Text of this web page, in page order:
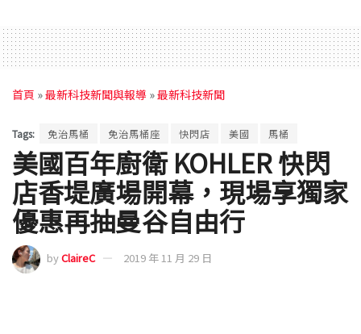
首頁 »最新科技新聞與報導 »最新科技新聞
Tags: 免治馬桶 免治馬桶座 快閃店 美國 馬桶
美國百年廚衛 KOHLER 快閃
店香堤廣場開幕，現場享獨家
優惠再抽曼谷自由行
byClaireC 2019 年 11 月 29 日